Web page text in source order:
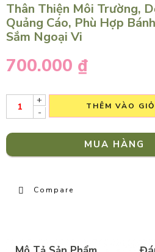
Thân Thiện Môi Trường,
Quảng Cáo, Phù Hợp
Sắm Ngoại Vi
700.000 ₫
+
-
THÊM VÀO
MUA HÀNG
Compare